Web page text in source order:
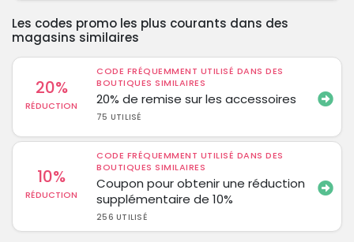
Les codes promo les plus courants dans des
magasins similaires
20%
RÉDUCTION
CODE FRÉQUEMMENT UTILISÉ DANS DES
BOUTIQUES SIMILAIRES
20% de remise sur les accessoires
75 UTILISÉ
10%
RÉDUCTION
CODE FRÉQUEMMENT UTILISÉ DANS DES
BOUTIQUES SIMILAIRES
Coupon pour obtenir une réduction
supplémentaire de 10%
256 UTILISÉ